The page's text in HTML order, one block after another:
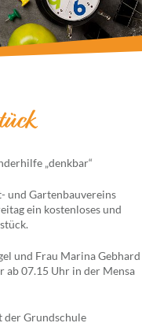
„denkbar“
und Gartenbauvereins
ein kostenloses und
und Frau Marina Gebhard
ab 07.15 Uhr in der Mensa
der Grundschule